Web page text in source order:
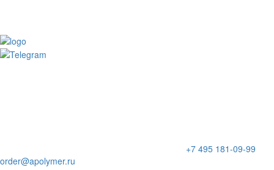
+7 495 181-09-99
order@apolymer.ru